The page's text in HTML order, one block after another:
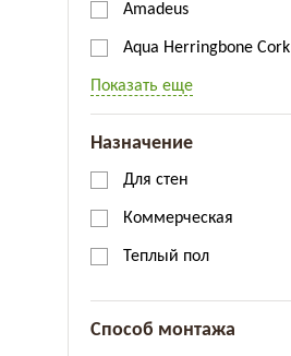
Amadeus
Aqua Herringbone Cork
Показать еще
Назначение
Для стен
Коммерческая
Теплый пол
Способ монтажа